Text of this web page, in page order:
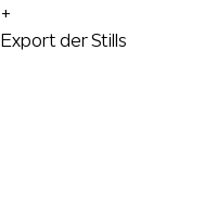
+
Export der Stills